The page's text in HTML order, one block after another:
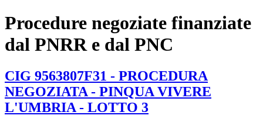
Procedure negoziate finanziate
dal PNRR e dal PNC
CIG 9563807F31 - PROCEDURA
NEGOZIATA - PINQUA VIVERE
L'UMBRIA - LOTTO 3